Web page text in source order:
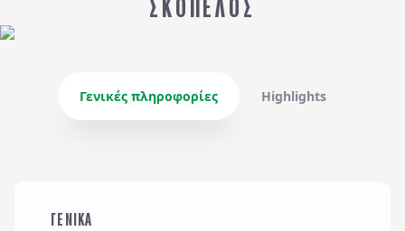
Αναζήτηση
ΣΧΟΛΙΚΕΣ ΕΚΔΡΟΜΕΣ
ΕΚΔΡΟΜΕΣ ΣΥΛΛΟΓΩΝ - ΣΩΜΑΤΕΙΩΝ
ΣΚΟΠΕΛΟΣ
Γενικές πληροφορίες Highlights
ΓΕΝΙΚΑ